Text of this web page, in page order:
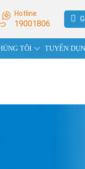
Hotline
19001806
TÔI TUYỂN